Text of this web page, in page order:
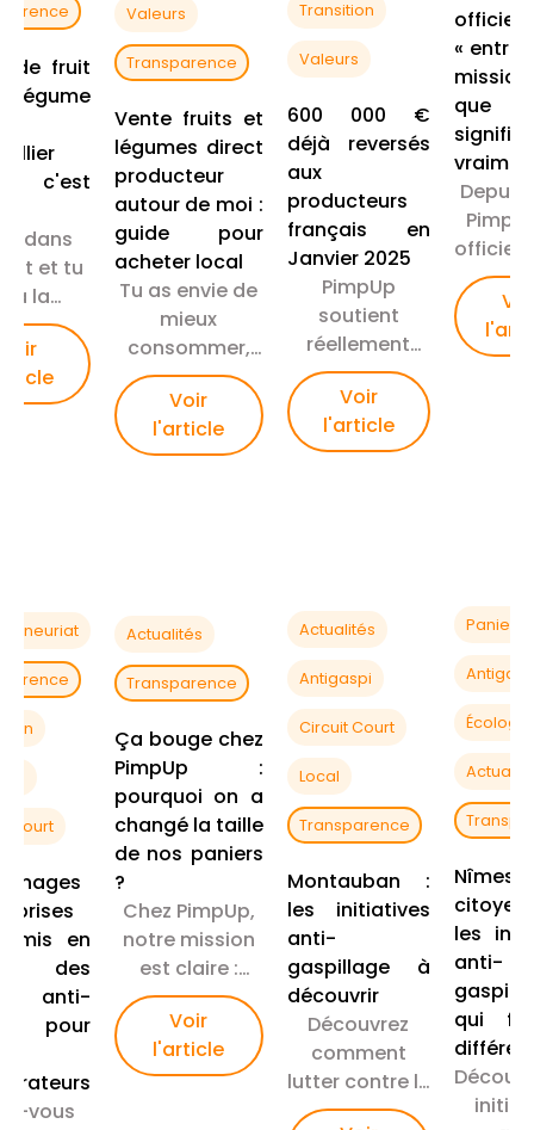
de fruit
c'est
dans
et tu
à la
de
pour
et
c'est ?
cet
est fait
toi 😉
Voir
Valeurs
Transparence
Vente fruits et
légumes direct
producteur
autour de moi :
guide pour
acheter local
Tu as envie de
mieux
consommer,
de soutenir les
producteurs ?
Découvre nos
astuces pour
Voir
l'article
Transition
Valeurs
600 000 €
déjà reversés
aux
producteurs
français en
Janvier 2025
PimpUp
soutient
réellement
l’agriculture
française : 600
000 €
reversés aux
Voir
l'article
«
signifie
Depuis
Court
mis en
des
anti-
pour
vous
Actualités
Transparence
Ça bouge chez
PimpUp :
pourquoi on a
changé la taille
de nos paniers
?
Chez PimpUp,
notre mission
est claire :
sauver un
million de
tonnes de
nourriture du
Voir
l'article
Actualités
Antigaspi
Circuit Court
Local
Transparence
Montauban :
les initiatives
anti-
gaspillage à
découvrir
Découvrez
comment
lutter contre le
gaspillage
Paniers
Écologie
les
anti-
qui